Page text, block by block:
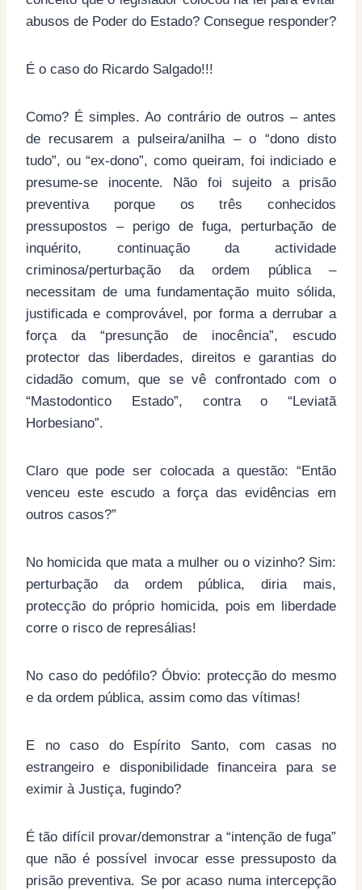
abusos de Poder do Estado? Consegue responder?
É o caso do Ricardo Salgado!!!
Como? É simples. Ao contrário de outros – antes
de recusarem a pulseira/anilha – o “dono disto
tudo”, ou “ex-dono”, como queiram, foi indiciado e
presume-se inocente. Não foi sujeito a prisão
preventiva porque os três conhecidos
pressupostos – perigo de fuga, perturbação de
inquérito, continuação da actividade
criminosa/perturbação da ordem pública –
necessitam de uma fundamentação muito sólida,
justificada e comprovável, por forma a derrubar a
força da “presunção de inocência”, escudo
protector das liberdades, direitos e garantias do
cidadão comum, que se vê confrontado com o
“Mastodontico Estado”, contra o “Leviatã
Horbesiano”.
Claro que pode ser colocada a questão: “Então
venceu este escudo a força das evidências em
outros casos?”
No homicida que mata a mulher ou o vizinho? Sim:
perturbação da ordem pública, diria mais,
protecção do próprio homicida, pois em liberdade
corre o risco de represálias!
No caso do pedófilo? Óbvio: protecção do mesmo
e da ordem pública, assim como das vítimas!
E no caso do Espírito Santo, com casas no
estrangeiro e disponibilidade financeira para se
eximir à Justiça, fugindo?
É tão difícil provar/demonstrar a “intenção de fuga”
que não é possível invocar esse pressuposto da
prisão preventiva. Se por acaso numa intercepção